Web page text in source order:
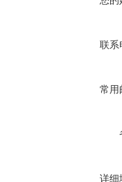
联系
常用
详细